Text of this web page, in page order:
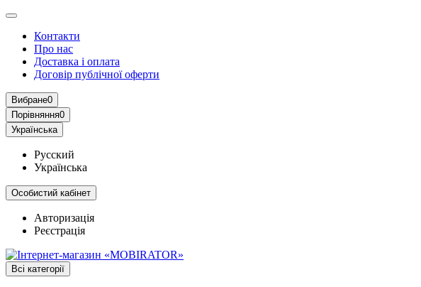
Контакти
Про нас
Доставка і оплата
Договір публічної оферти
Вибране0
Порівняння0
Українська
Русский
Українська
Особистий кабінет
Авторизація
Реєстрація
Всі категорії